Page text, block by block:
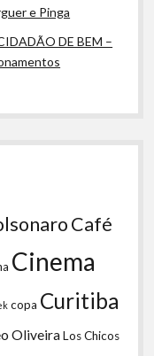
e Pinga
DE BEM –
Café
Cinema
copa Curitiba
OliveiraLos Chicos